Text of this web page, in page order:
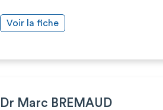
Voir la fiche
Dr Marc BREMAUD